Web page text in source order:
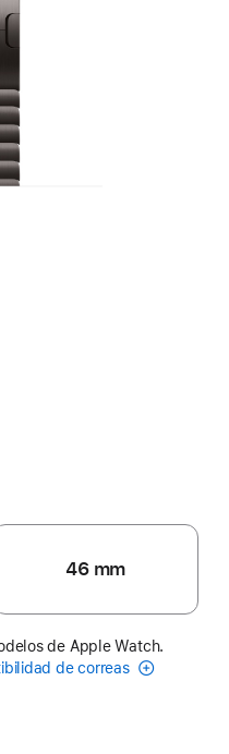
46 mm
de Apple Watch.
de correas